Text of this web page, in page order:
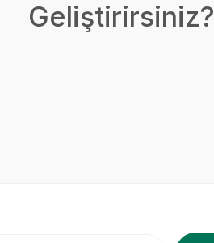
Geliştirirsiniz?